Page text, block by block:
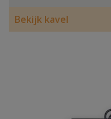
Bekijk kavel